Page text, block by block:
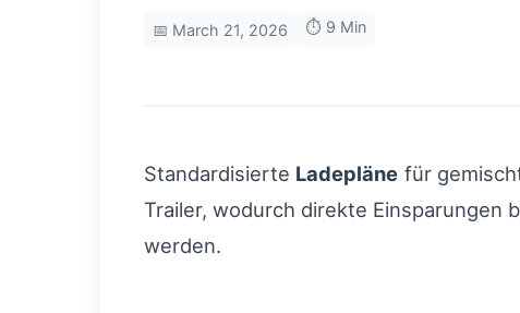
📅 March 21, 2026 ⏱️ 9 Min
Standardisierte Ladepläne für
Trailer, wodurch direkte
werden.